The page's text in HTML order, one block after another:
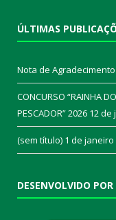
ÚLTIMAS
Nota de Agradecimento
CONCURSO “RAINHA
PESCADOR” 2026 12 de
(sem título) 1 de janeiro
DESENVOLVIDO POR